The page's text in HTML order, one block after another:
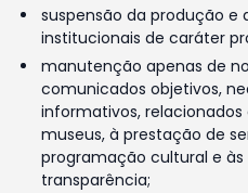
suspensão da produção
institucionais de caráter
manutenção apenas de
comunicados objetivos,
informativos,
museus, à prestação de
programação cultural e às
transparência;